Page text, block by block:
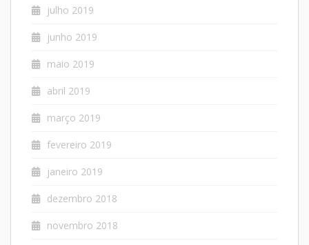
julho 2019
junho 2019
maio 2019
abril 2019
março 2019
fevereiro 2019
janeiro 2019
dezembro 2018
novembro 2018